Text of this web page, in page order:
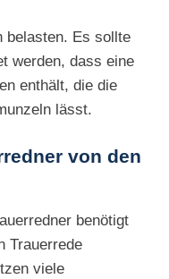
belasten. Es sollte
werden, dass eine
enthält, die die
lässt.
von den
benötigt
Trauerrede
viele